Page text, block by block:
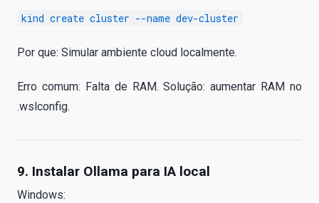
kind create cluster --name dev-cluster
Por que: Simular ambiente cloud localmente.
Erro comum: Falta de RAM. Solução: aumentar RAM no
.wslconfig.
9. Instalar Ollama para IA local
Windows: